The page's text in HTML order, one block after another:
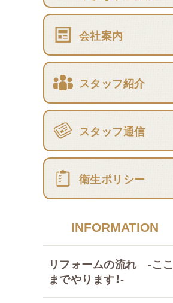
会社案内
スタッフ紹介
スタッフ通信
衛生ポリシー
INFORMATION
リフォームの流れ -ここ
までやります！-